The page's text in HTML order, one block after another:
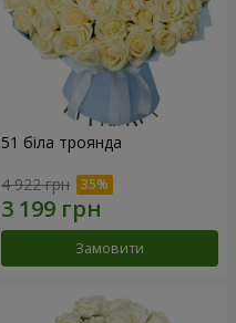
51 біла троянда
4 922 грн
Замовити